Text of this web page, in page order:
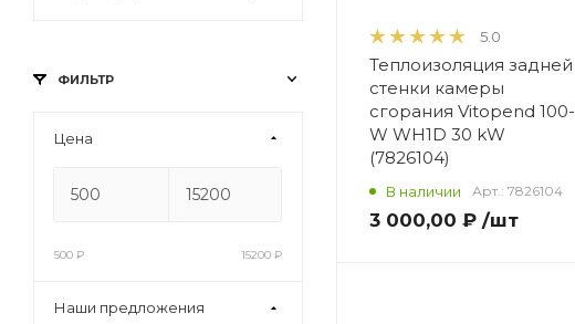
ФИЛЬТР
Цена
500 ₽ 15200 ₽
Наши предложения
5.0
Теплоизоляция задней
стенки камеры
сгорания Vitopend 100-
W WH1D 30 kW
(7826104)
В наличии Арт.: 7826104
3 000,00 ₽ /шт